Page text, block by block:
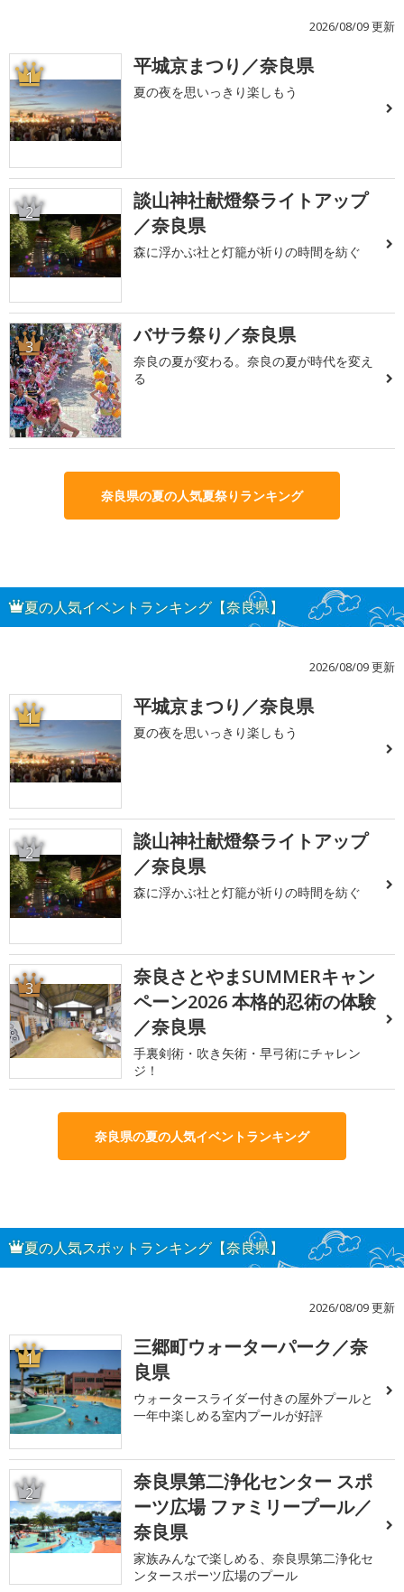
2026/08/09 更新
1 平城京まつり／奈良県
夏の夜を思いっきり楽しもう
2
談山神社献燈祭ライトアップ
／奈良県
森に浮かぶ社と灯籠が祈りの時間を紡ぐ
3 バサラ祭り／奈良県
奈良の夏が変わる。奈良の夏が時代を変え
る
奈良県の夏の人気夏祭りランキング
夏の人気イベントランキング【奈良県】
2026/08/09 更新
1 平城京まつり／奈良県
夏の夜を思いっきり楽しもう
2
談山神社献燈祭ライトアップ
／奈良県
森に浮かぶ社と灯籠が祈りの時間を紡ぐ
3
奈良さとやまSUMMERキャン
ペーン2026 本格的忍術の体験
／奈良県
手裏剣術・吹き矢術・早弓術にチャレン
ジ！
奈良県の夏の人気イベントランキング
夏の人気スポットランキング【奈良県】
2026/08/09 更新
1
三郷町ウォーターパーク／奈
良県
ウォータースライダー付きの屋外プールと
一年中楽しめる室内プールが好評
2
奈良県第二浄化センター スポ
ーツ広場 ファミリープール／
奈良県
家族みんなで楽しめる、奈良県第二浄化セ
ンタースポーツ広場のプール